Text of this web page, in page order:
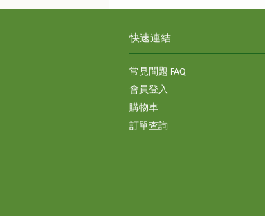
快速連結
常見問題 FAQ
會員登入
購物車
訂單查詢